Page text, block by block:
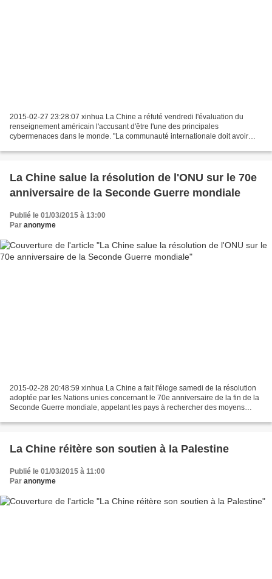
2015-02-27 23:28:07 xinhua La Chine a réfuté vendredi l'évaluation du
renseignement américain l'accusant d'être l'une des principales
cybermenaces dans le monde. "La communauté internationale doit avoir
La Chine salue la résolution de l'ONU sur le 70e
anniversaire de la Seconde Guerre mondiale
Publié le 01/03/2015 à 13:00
Par anonyme
2015-02-28 20:48:59 xinhua La Chine a fait l'éloge samedi de la résolution
adoptée par les Nations unies concernant le 70e anniversaire de la fin de la
Seconde Guerre mondiale, appelant les pays à rechercher des moyens
La Chine réitère son soutien à la Palestine
Publié le 01/03/2015 à 11:00
Par anonyme